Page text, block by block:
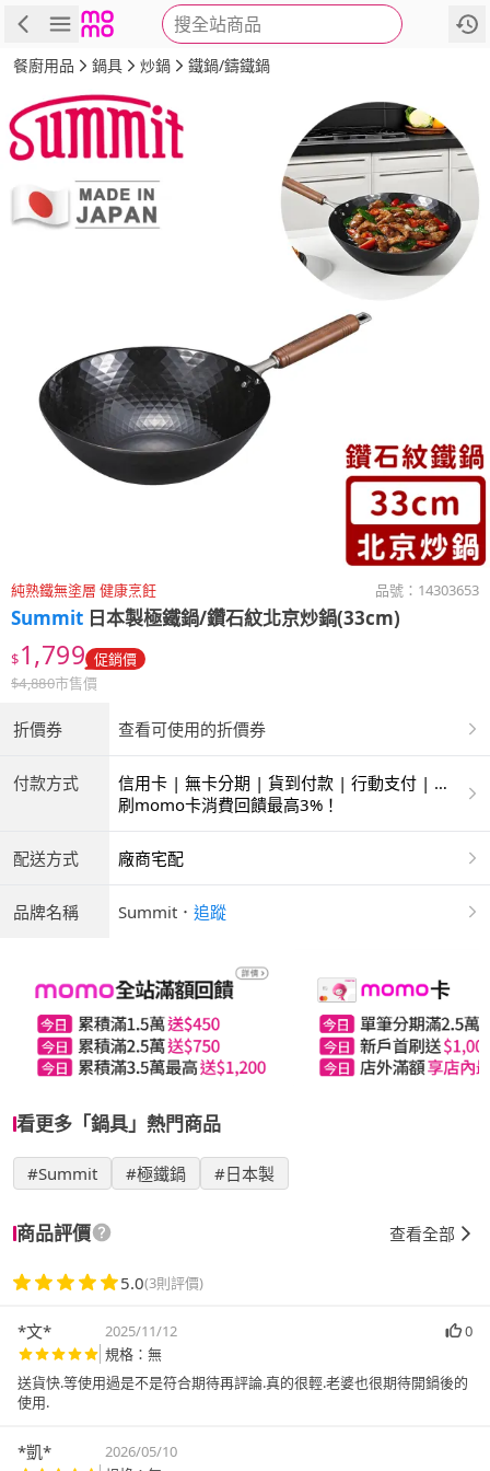
搜全站商品
商品 評價 詳情
餐廚用品 鍋具 炒鍋 鐵鍋/鑄鐵鍋
純熟鐵無塗層 健康烹飪 品號： 14303653
Summit 日本製極鐵鍋/鑽石紋北京炒鍋(33cm)
$1,799 促銷價
$4,880市售價
折價券 查看可使用的折價券
付款方式
信用卡 | 無卡分期 | 貨到付款 | 行動支付 | 超
商付款 | ATM | 銀聯卡
刷momo卡消費回饋最高3%！
配送方式 廠商宅配
品牌名稱 Summit ． 追蹤
看更多「鍋具」熱門商品
#Summit #極鐵鍋 #日本製
商品評價 查看全部
5.0(3則評價)
*文* 2025/11/12
0
規格：無
送貨快.等使用過是不是符合期待再評論.真的很輕.老婆也很期待開鍋後的
使用.
*凱*
2026/05/10